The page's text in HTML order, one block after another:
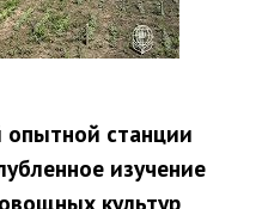
опытной станции
изучение
культур